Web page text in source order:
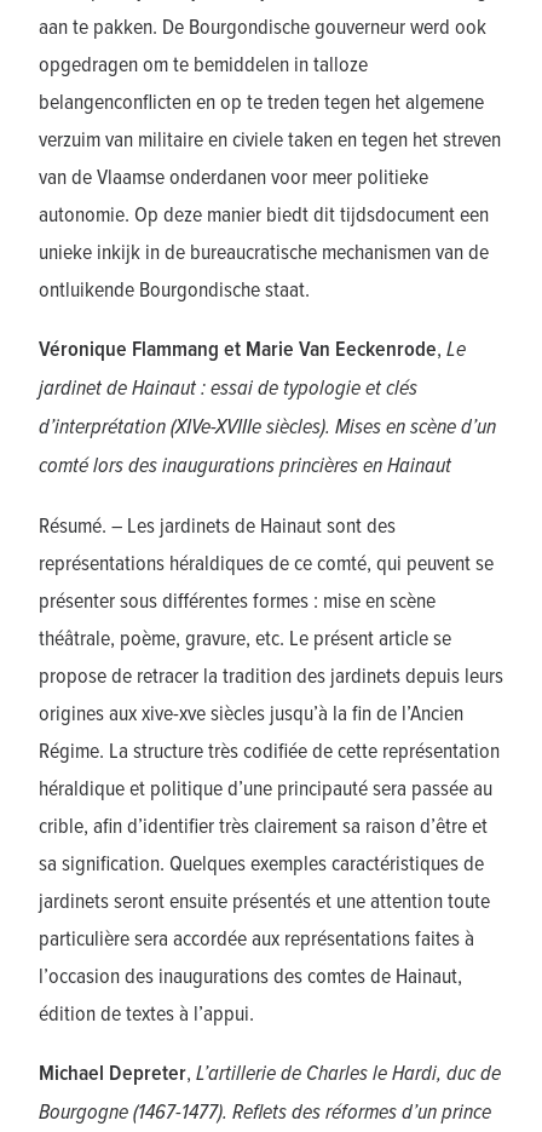
aan te pakken. De Bourgondische gouverneur werd ook
opgedragen om te bemiddelen in talloze
belangenconflicten en op te treden tegen het algemene
verzuim van militaire en civiele taken en tegen het streven
van de Vlaamse onderdanen voor meer politieke
autonomie. Op deze manier biedt dit tijdsdocument een
unieke inkijk in de bureaucratische mechanismen van de
ontluikende Bourgondische staat.
Véronique Flammang et Marie Van Eeckenrode, Le
jardinet de Hainaut : essai de typologie et clés
d’interprétation (XIVe-XVIIIe siècles). Mises en scène d’un
comté lors des inaugurations princières en Hainaut
Résumé. – Les jardinets de Hainaut sont des
représentations héraldiques de ce comté, qui peuvent se
présenter sous différentes formes : mise en scène
théâtrale, poème, gravure, etc. Le présent article se
propose de retracer la tradition des jardinets depuis leurs
origines aux xive-xve siècles jusqu’à la fin de l’Ancien
Régime. La structure très codifiée de cette représentation
héraldique et politique d’une principauté sera passée au
crible, afin d’identifier très clairement sa raison d’être et
sa signification. Quelques exemples caractéristiques de
jardinets seront ensuite présentés et une attention toute
particulière sera accordée aux représentations faites à
l’occasion des inaugurations des comtes de Hainaut,
édition de textes à l’appui.
Michael Depreter, L’artillerie de Charles le Hardi, duc de
Bourgogne (1467-1477). Reflets des réformes d’un prince